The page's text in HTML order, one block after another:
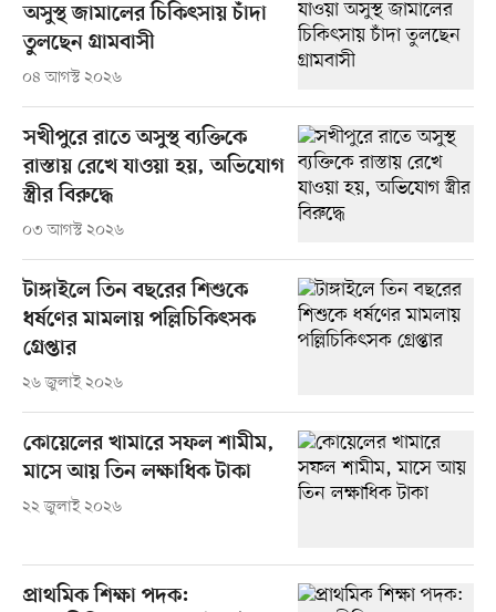
অসুস্থ জামালের চিকিৎসায় চাঁদা
তুলছেন গ্রামবাসী
০৪ আগস্ট ২০২৬
সখীপুরে রাতে অসুস্থ ব্যক্তিকে
রাস্তায় রেখে যাওয়া হয়, অভিযোগ
স্ত্রীর বিরুদ্ধে
০৩ আগস্ট ২০২৬
টাঙ্গাইলে তিন বছরের শিশুকে
ধর্ষণের মামলায় পল্লিচিকিৎসক
গ্রেপ্তার
২৬ জুলাই ২০২৬
কোয়েলের খামারে সফল শামীম,
মাসে আয় তিন লক্ষাধিক টাকা
২২ জুলাই ২০২৬
প্রাথমিক শিক্ষা পদক: